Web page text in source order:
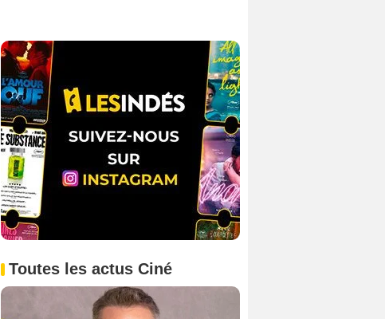
Toutes les actus Ciné